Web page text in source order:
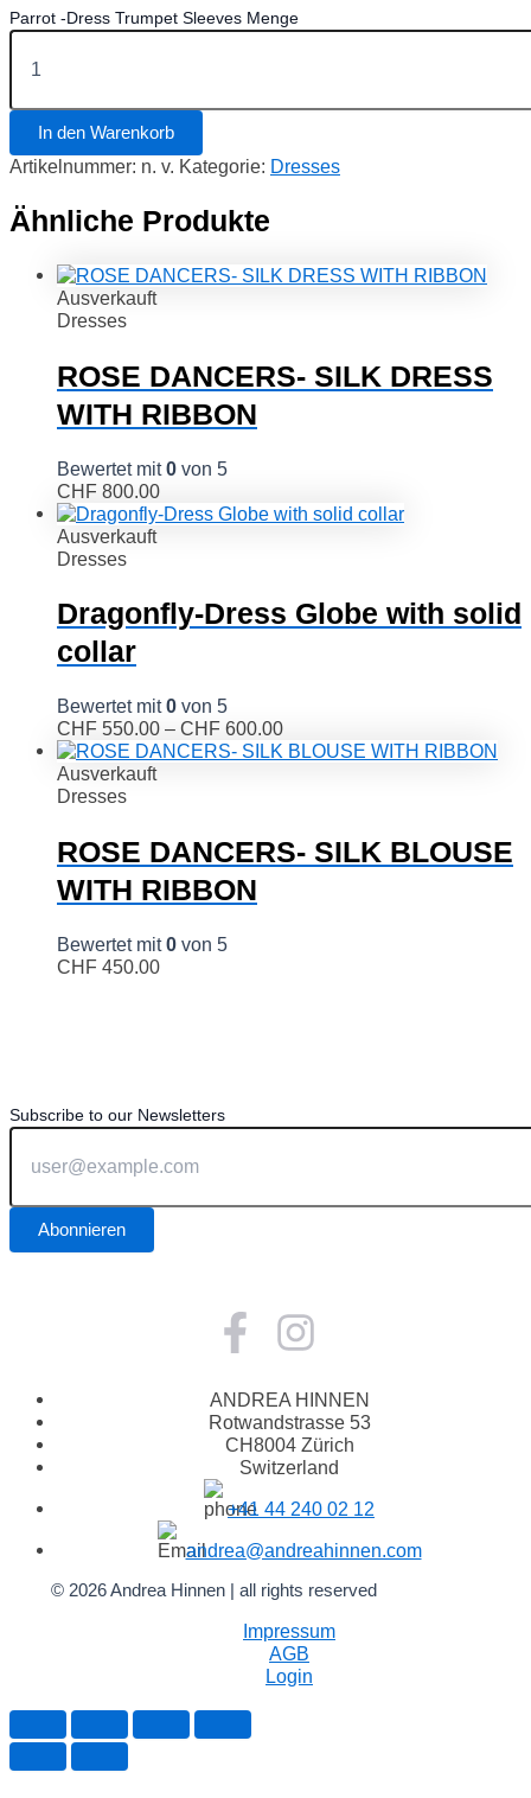
Parrot -Dress Trumpet Sleeves Menge
In den Warenkorb
Artikelnummer: n. v. Kategorie: Dresses
Ähnliche Produkte
Ausverkauft
Dresses
ROSE DANCERS- SILK DRESS
WITH RIBBON
Bewertet mit0 von 5
CHF 800.00
Ausverkauft
Dresses
Dragonfly-Dress Globe with solid
collar
Bewertet mit0 von 5
CHF 550.00 – CHF 600.00
Ausverkauft
Dresses
ROSE DANCERS- SILK BLOUSE
WITH RIBBON
Bewertet mit0 von 5
CHF 450.00
Subscribe to our Newsletters
ANDREA HINNEN
Rotwandstrasse 53
CH8004 Zürich
Switzerland
+41 44 240 02 12
andrea@andreahinnen.com
© 2026 Andrea Hinnen | all rights reserved
Impressum
AGB
Login